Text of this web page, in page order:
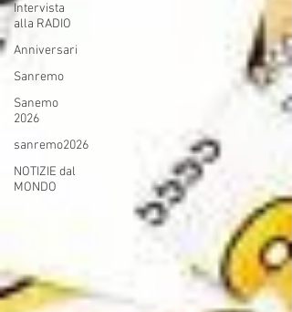
Intervista
alla RADIO
Anniversari
Sanremo
Sanemo
2026
sanremo2026
NOTIZIE dal
MONDO